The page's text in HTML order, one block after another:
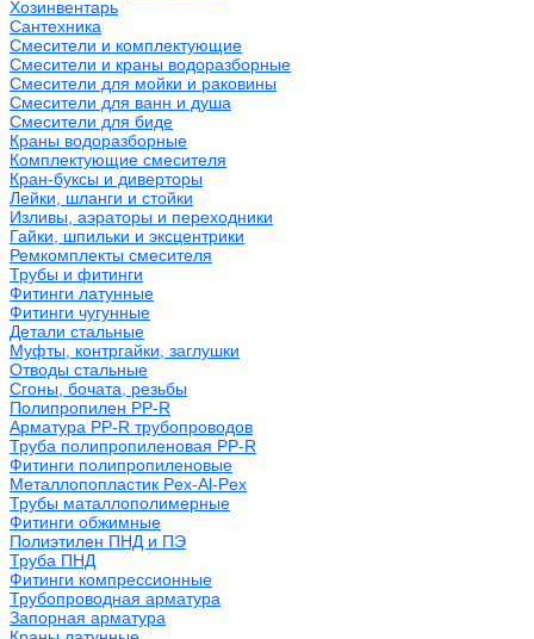
Хозинвентарь
Сантехника
Смесители и комплектующие
Смесители и краны водоразборные
Смесители для мойки и раковины
Смесители для ванн и душа
Смесители для биде
Краны водоразборные
Комплектующие смесителя
Кран-буксы и диверторы
Лейки, шланги и стойки
Изливы, аэраторы и переходники
Гайки, шпильки и эксцентрики
Ремкомплекты смесителя
Трубы и фитинги
Фитинги латунные
Фитинги чугунные
Детали стальные
Муфты, контргайки, заглушки
Отводы стальные
Сгоны, бочата, резьбы
Полипропилен PP-R
Арматура PP-R трубопроводов
Труба полипропиленовая PP-R
Фитинги полипропиленовые
Металлопопластик Pex-Al-Pex
Трубы маталлополимерные
Фитинги обжимные
Полиэтилен ПНД и ПЭ
Труба ПНД
Фитинги компрессионные
Трубопроводная арматура
Запорная арматура